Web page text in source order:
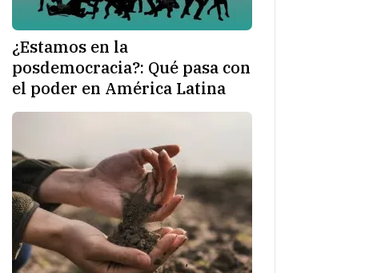
¿Estamos en la
posdemocracia?: Qué pasa con
el poder en América Latina